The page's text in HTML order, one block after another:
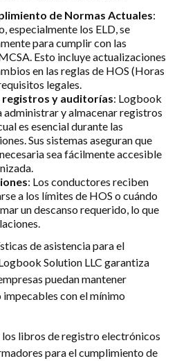
de Normas Actuales:
especialmente los ELD, se
para cumplir con las
Esto incluye actualizaciones
en las reglas de HOS (Horas
legales.
y auditorías: Logbook
administrar y almacenar registros
es esencial durante las
Sus sistemas aseguran que
sea fácilmente accesible
: Los conductores reciben
a los límites de HOS o cuándo
un descanso requerido, lo que
de asistencia para el
Solution LLC garantiza
puedan mantener
con el mínimo
los libros de registro electrónicos
para el cumplimiento de